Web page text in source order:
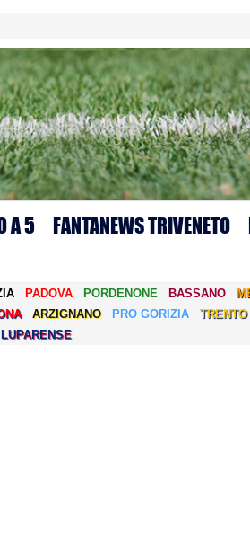
A 5 FANTANEWS TRIVENETO
PADOVA PORDENONE BASSANO
ARZIGNANO PRO GORIZIA TRENTO
LUPARENSE